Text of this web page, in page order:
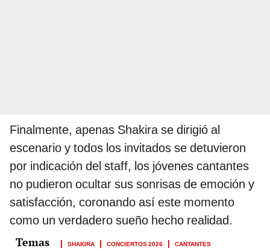
Finalmente, apenas Shakira se dirigió al
escenario y todos los invitados se detuvieron
por indicación del staff, los jóvenes cantantes
no pudieron ocultar sus sonrisas de emoción y
satisfacción, coronando así este momento
como un verdadero sueño hecho realidad.
SHAKIRA CONCIERTOS 2026 CANTANTES